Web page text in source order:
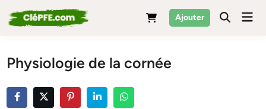
to
Ajouter
Physiologie de la cornée